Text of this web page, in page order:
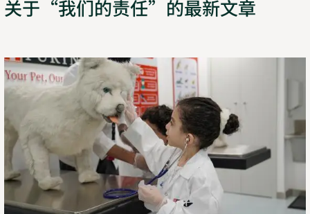
关于“我们的责任”的最新文章
教
育
童
关
爱
宠
物